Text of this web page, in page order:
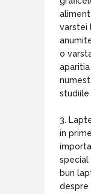
varstei
o
3.
in
special
bun
despre